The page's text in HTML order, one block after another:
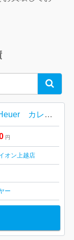
Search
タグホイヤー TAGHeuer カレラキャリバー02 日本限定2022年モデル
円
オン上越店
ー